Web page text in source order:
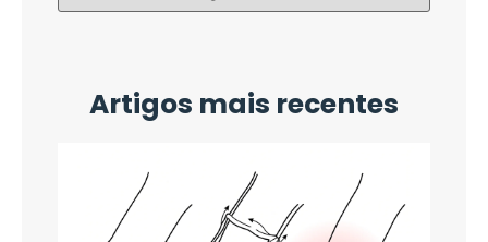
Artigos mais recentes